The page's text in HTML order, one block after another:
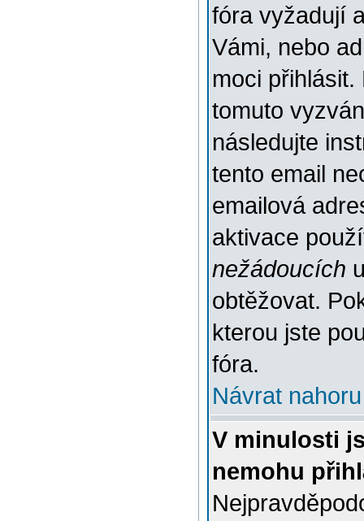
fóra vyžadují
Vámi, nebo
moci
tomuto
následujte
tento email
emailová
aktivace
nežádoucích
obtěžovat.
kterou jste
fóra.
Návrat nahoru
V minulosti
nemohu